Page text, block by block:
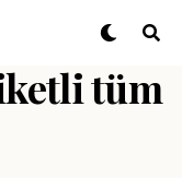
tüm